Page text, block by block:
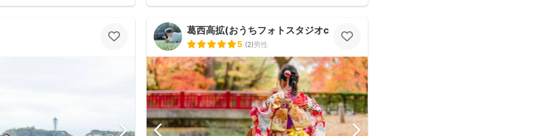
葛西高拡(おうちフォトスタジオcocofilm)
5 (2)男性